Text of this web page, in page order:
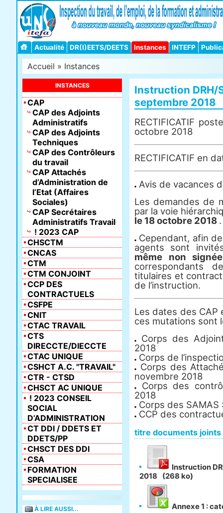
Actualité DR(I)EETS/DEETS Instances INTEFP
Accueil » Instances
Instruction DRH/
septembre 2018
RECTIFICATIF
octobre 2018
RECTIFICATIF en
Avis de vacances
Les demandes de
par la voie
le 18 octobre 2018 .
Cependant, afin
agents sont
même non signée
correspondants
titulaires et
de l’instruction.
Les dates des CAP
ces mutations sont
Corps des
2018
Corps de
Corps des
novembre 2018
Corps des
2018
Corps des
CCP des
titre documents joints
Instruction
2018
(268 ko)
Annexe 1 :
INSTANCES
CAP
CAP des Adjoints
Administratifs
CAP des Adjoints
Techniques
CAP des Contrôleurs
du travail
CAP Attachés
d’Administration de
l’Etat (Affaires
Sociales)
CAP Secrétaires
Administratifs Travail
! 2023 CAP
CHSCTM
CNCAS
CTM
CTM CONJOINT
CCP DES
CONTRACTUELS
CSFPE
CNIT
CTAC TRAVAIL
CTS
DIRECCTE/DIECCTE
CTAC UNIQUE
CSHCT A.C. "TRAVAIL"
CTR - CTSD
CHSCT AC UNIQUE
! 2023 CONSEIL
SOCIAL
D’ADMINISTRATION
CT DDI / DDETS ET
DDETS/PP
CHSCT DES DDI
CSA
FORMATION
SPECIALISEE
À LIRE AUSSI...